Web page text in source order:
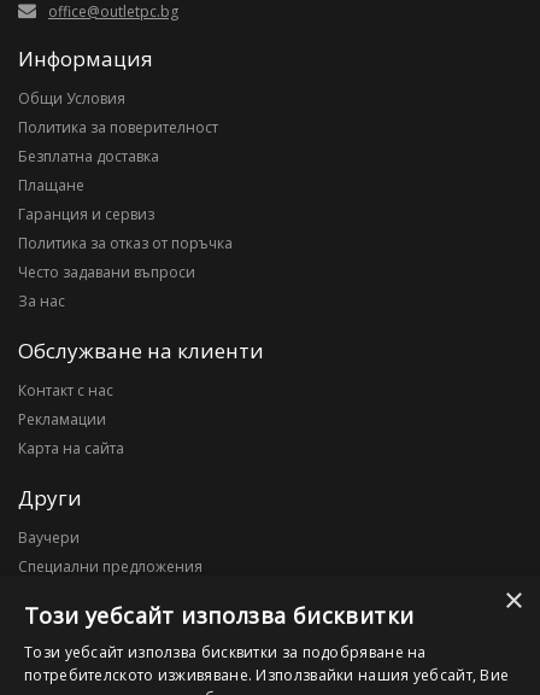
office@outletpc.bg
Информация
Общи Условия
Политика за поверителност
Безплатна доставка
Плащане
Гаранция и сервиз
Политика за отказ от поръчка
Често задавани въпроси
За нас
Обслужване на клиенти
Контакт с нас
Рекламации
Карта на сайта
Други
Ваучери
Специални предложения
Моят профил
Моят профил
×
Този уебсайт използва бисквитки
Този уебсайт използва бисквитки за подобряване на
потребителското изживяване. Използвайки нашия уебсайт, Вие